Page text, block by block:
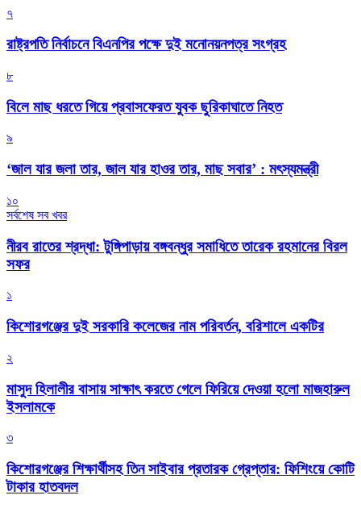
৭
রাষ্ট্রপতি নির্বাচনে বিএনপির পক্ষে দুই মনোনয়নপত্র সংগ্রহ
৮
বিলে মাছ ধরতে গিয়ে প্রবাসফেরত যুবক ছুরিকাঘাতে নিহত
৯
‘জাল যার জলা তার, জাল যার হাওর তার, মাছ সবার’ : মৎস্যমন্ত্রী
১০
সর্বশেষ সব খবর
নীরব রাতের শ্রদ্ধা: টুঙ্গিপাড়ায় বঙ্গবন্ধুর সমাধিতে তারেক রহমানের বিরল
সফর
১
কিশোরগঞ্জের দুই সরকারি কলেজের নাম পরিবর্তন, বরিশালে একটির
২
মাসুদ হিলালীর বাসায় সাক্ষাৎ করতে গেলে ফিরিয়ে দেওয়া হলো মাজহারুল
ইসলামকে
৩
কিশোরগঞ্জের শিক্ষার্থীসহ তিন সাইবার প্রতারক গ্রেপ্তার: ফিশিংয়ে কোটি
টাকার হাতবদল